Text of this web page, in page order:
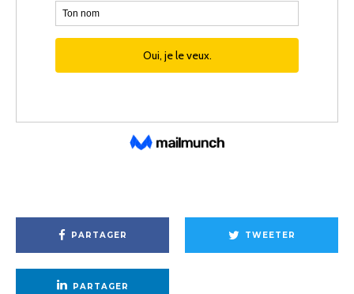
PARTAGER TWEETER
PARTAGER